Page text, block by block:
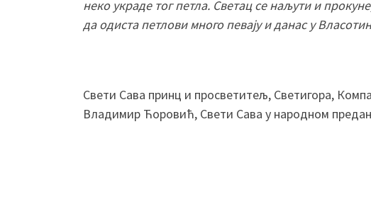
неко украде тог петла. Светац се наљути и
да одиста петлови много певају и данас у
Свети Сава принц и просветитељ, Светигора,
Владимир Ћоровић, Свети Сава у народном